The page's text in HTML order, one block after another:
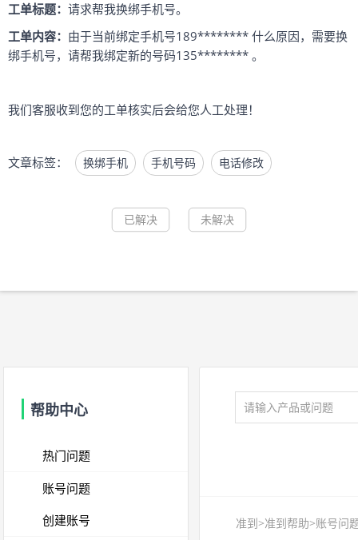
工单标题： 请求帮我换绑手机号。
工单内容： 由于当前绑定手机号189******** 什么原因，需要换
绑手机号，请帮我绑定新的号码135******** 。
我们客服收到您的工单核实后会给您人工处理！
文章标签： 换绑手机 手机号码 电话修改
已解决 未解决
帮助中心
热门问题
账号问题
创建账号
准到>准到帮助>账号问